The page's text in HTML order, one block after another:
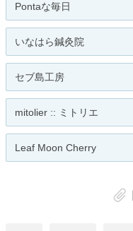
Pontaな毎日
いなはら鍼灸院
セブ島工房
mitolier :: ミトリエ
Leaf Moon Cherry